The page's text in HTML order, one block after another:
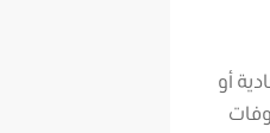
أو